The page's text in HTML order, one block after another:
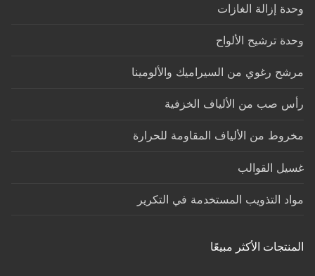
وحدة إزالة الغازات
وحدة ترشيح الألواح
مرشح رغوي من السيراميك والألومينا
رأس صب من الألياف الخزفية
مخروط من الألياف المقاومة للحرارة
غسيل القوالب
مواد التذويب المستخدمة في التكرير
المنتجات الأكثر مبيعًا